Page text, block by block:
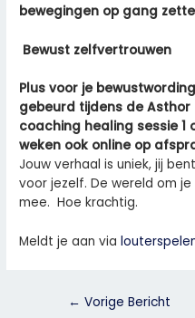
bewegingen op gang
Bewust zelfvertrouwen
Plus voor je
gebeurd tijdens de
coaching healing sessie 1
weken ook online op
Jouw verhaal is uniek, jij
voor jezelf. De wereld om
mee. Hoe krachtig.
Meldt je aan via
← Vorige Bericht